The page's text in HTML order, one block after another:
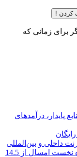
کردن !
برای زمانی که
پایدار، درآمدهای
داخلی و بین‌المللی
حق بیمه تولیدی بیمه ملت در چهار ماه نخست امسال از 14.5